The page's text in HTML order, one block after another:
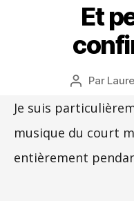
Et
Auteur
l’article
Par
Je suis
musique du court
entièrement